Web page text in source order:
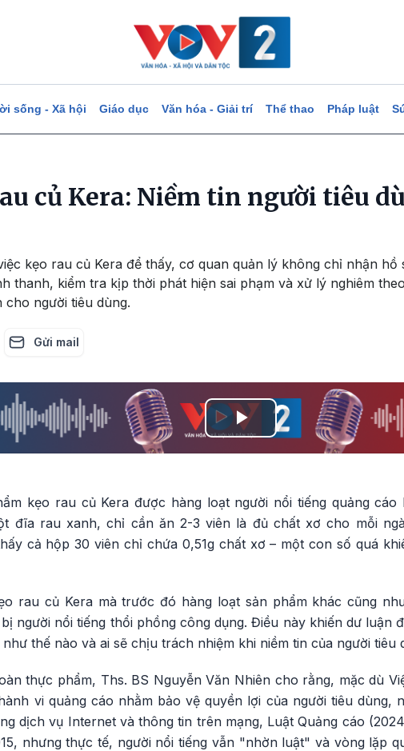
sống - Xã hội Giáo dục Văn hóa - Giải trí Thể thao Pháp luật
củ Kera: Niềm tin người tiêu
kẹo rau củ Kera để thấy, cơ quan quản lý không chỉ nhận
thanh, kiểm tra kịp thời phát hiện sai phạm và xử lý nghiêm
cho người tiêu dùng.
Gửi mail
Play
kẹo rau củ Kera được hàng loạt người nổi tiếng quảng
đĩa rau xanh, chỉ cần ăn 2-3 viên là đủ chất xơ cho mỗi
cả hộp 30 viên chỉ chứa 0,51g chất xơ – một con số quá
rau củ Kera mà trước đó hàng loạt sản phẩm khác cũng
người nổi tiếng thổi phồng công dụng. Điều này khiến dư luận
thế nào và ai sẽ chịu trách nhiệm khi niềm tin của người tiêu
thực phẩm, Ths. BS Nguyễn Văn Nhiên cho rằng, mặc dù
vi quảng cáo nhằm bảo vệ quyền lợi của người tiêu dùng,
dịch vụ Internet và thông tin trên mạng, Luật Quảng cáo
nhưng thực tế, người nổi tiếng vẫn "nhờn luật" và vòng lặp